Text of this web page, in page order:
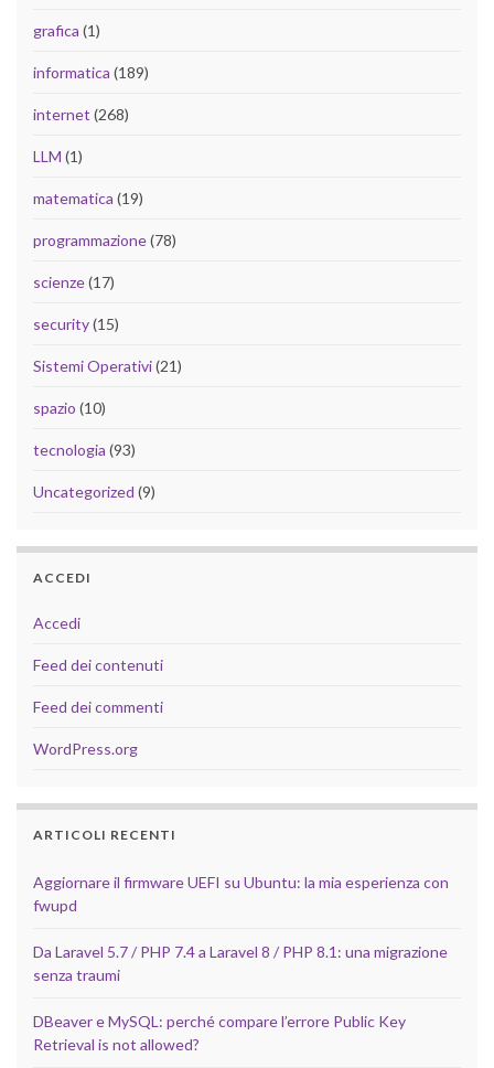
grafica (1)
informatica (189)
internet (268)
LLM (1)
matematica (19)
programmazione(78)
scienze(17)
security(15)
Sistemi Operativi(21)
spazio (10)
tecnologia (93)
Uncategorized (9)
ACCEDI
Accedi
Feed dei contenuti
Feed dei commenti
WordPress.org
ARTICOLI RECENTI
Aggiornare il firmware UEFI su Ubuntu: la mia esperienza con
fwupd
Da Laravel 5.7 / PHP 7.4 a Laravel 8 / PHP 8.1: una migrazione
senza traumi
DBeaver e MySQL: perché compare l’errore Public Key
Retrieval is not allowed?